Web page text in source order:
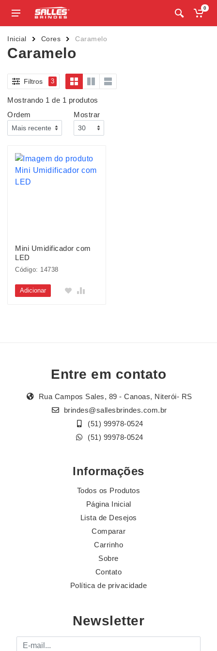
0
Inicial Cores Caramelo
Caramelo
Filtros 3
Mostrando 1 de 1 produtos
Ordem
Mostrar
Mini Umidificador com
LED
Código: 14738
Adicionar
Entre em contato
Rua Campos Sales, 89 - Canoas, Niterói- RS
brindes@sallesbrindes.com.br
(51) 99978-0524
(51) 99978-0524
Informações
Todos os Produtos
Página Inicial
Lista de Desejos
Comparar
Carrinho
Sobre
Contato
Política de privacidade
Newsletter
E-mail